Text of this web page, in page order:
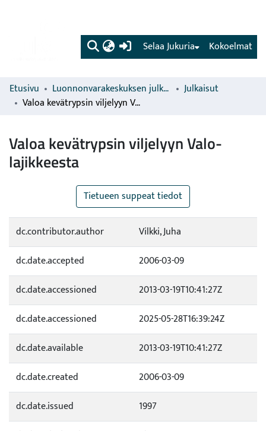
(current) Kokoelmat
Selaa Jukuria
Etusivu Luonnonvarakeskuksen julkaisut
Julkaisut
Valoa kevätrypsin viljelyyn Valo-lajikkeesta
Valoa kevätrypsin viljelyyn Valo-
lajikkeesta
Tietueen suppeat tiedot
dc.contributor.author
Vilkki, Juha
dc.date.accepted
2006-03-09
dc.date.accessioned
2013-03-19T10:41:27Z
dc.date.accessioned
2025-05-28T16:39:24Z
dc.date.available
2013-03-19T10:41:27Z
dc.date.created
2006-03-09
dc.date.issued
1997